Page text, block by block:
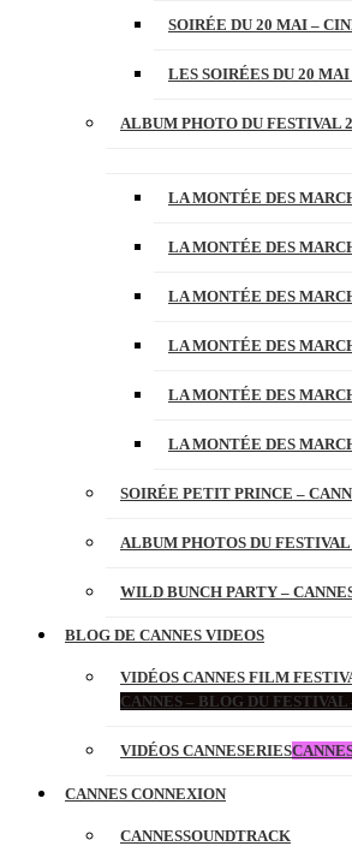
SOIRÉE DU 20 MAI –
LES SOIRÉES DU 20
ALBUM PHOTO DU FESTIVAL
LA MONTÉE DES
LA MONTÉE DES
LA MONTÉE DES
LA MONTÉE DES
LA MONTÉE DES
LA MONTÉE DES
SOIRÉE PETIT PRINCE –
ALBUM PHOTOS DU FESTIVAL
WILD BUNCH PARTY –
BLOG DE CANNES VIDEOS
VIDÉOS CANNES FILM
CANNES – BLOG DU
VIDÉOS CANNESERIES
CANNES CONNEXION
CANNESSOUNDTRACK